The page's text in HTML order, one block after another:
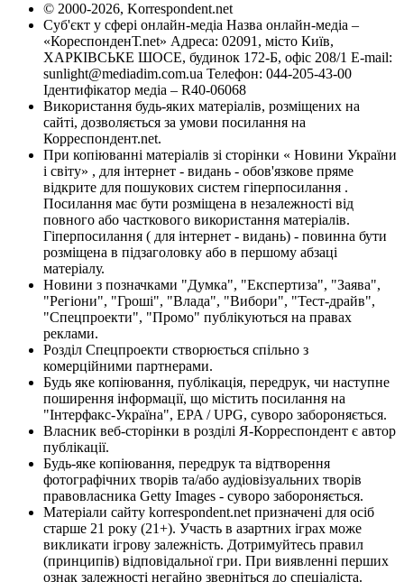
© 2000-2026, Korrespondent.net
Суб'єкт у сфері онлайн-медіа Назва онлайн-медіа –
«КореспонденТ.net» Адреса: 02091, місто Київ,
ХАРКІВСЬКЕ ШОСЕ, будинок 172-Б, офіс 208/1 E-mail:
sunlight@mediadim.com.ua Телефон: 044-205-43-00
Ідентифікатор медіа – R40-06068
Використання будь-яких матеріалів, розміщених на
сайті, дозволяється за умови посилання на
Корреспондент.net.
При копіюванні матеріалів зі сторінки « Новини України
і світу» , для інтернет - видань - обов'язкове пряме
відкрите для пошукових систем гіперпосилання .
Посилання має бути розміщена в незалежності від
повного або часткового використання матеріалів.
Гіперпосилання ( для інтернет - видань) - повинна бути
розміщена в підзаголовку або в першому абзаці
матеріалу.
Новини з позначками "Думка", "Експертиза", "Заява",
"Регіони", "Гроші", "Влада", "Вибори", "Тест-драйв",
"Спецпроекти", "Промо" публікуються на правах
реклами.
Розділ Спецпроекти створюється спільно з
комерційними партнерами.
Будь яке копіювання, публікація, передрук, чи наступне
поширення інформації, що містить посилання на
"Інтерфакс-Україна", EPA / UPG, суворо забороняється.
Власник веб-сторінки в розділі Я-Корреспондент є автор
публікації.
Будь-яке копіювання, передрук та відтворення
фотографічних творів та/або аудіовізуальних творів
правовласника Getty Images - суворо забороняється.
Матеріали сайту korrespondent.net призначені для осіб
старше 21 року (21+). Участь в азартних іграх може
викликати ігрову залежність. Дотримуйтесь правил
(принципів) відповідальної гри. При виявленні перших
ознак залежності негайно зверніться до спеціаліста.